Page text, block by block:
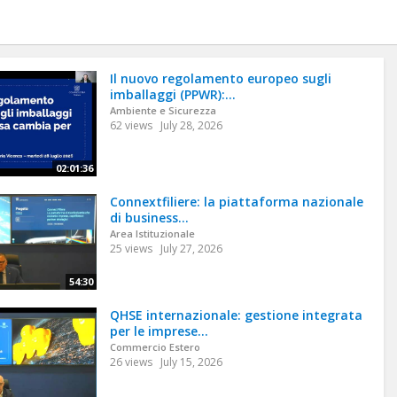
02:01:36
Il nuovo regolamento europeo sugli
imballaggi (PPWR):...
Ambiente e Sicurezza
62 views July 28, 2026
54:30
Connextfiliere: la piattaforma nazionale
di business...
Area Istituzionale
25 views July 27, 2026
QHSE internazionale: gestione integrata
per le imprese...
Commercio Estero
26 views July 15, 2026